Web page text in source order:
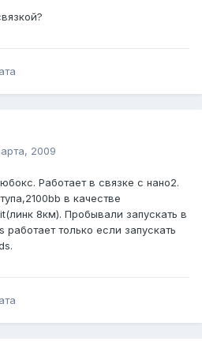
2009
Работает в связке с нано2.
в качестве
8км). Пробывали запускать в
только если запускать